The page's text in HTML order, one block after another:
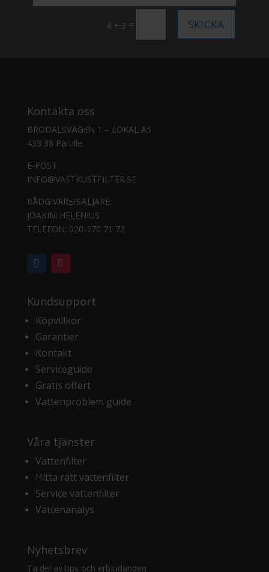
4 + 3 = SKICKA
Kontakta oss
BRODALSVÄGEN 1 – LOKAL A5
433 38 Partille
E-POST:
INFO@VASTKUSTFILTER.SE
RÅDGIVARE/SÄLJARE:
JOAKIM HELENIUS
TELEFON: 020-170 71 72
Kundsupport
Köpvillkor
Garantier
Kontakt
Serviceguide
Gratis offert
Vattenproblem guide
Våra tjänster
Vattenfilter
Hitta rätt vattenfilter
Service vattenfilter
Vattenanalys
Nyhetsbrev
Ta del av tips och erbjudanden